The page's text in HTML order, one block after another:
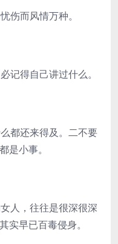
伤而风情万种。
记得自己讲过什么。
都还来得及。二不要
是小事。
人，往往是很深很深
实早已百毒侵身。